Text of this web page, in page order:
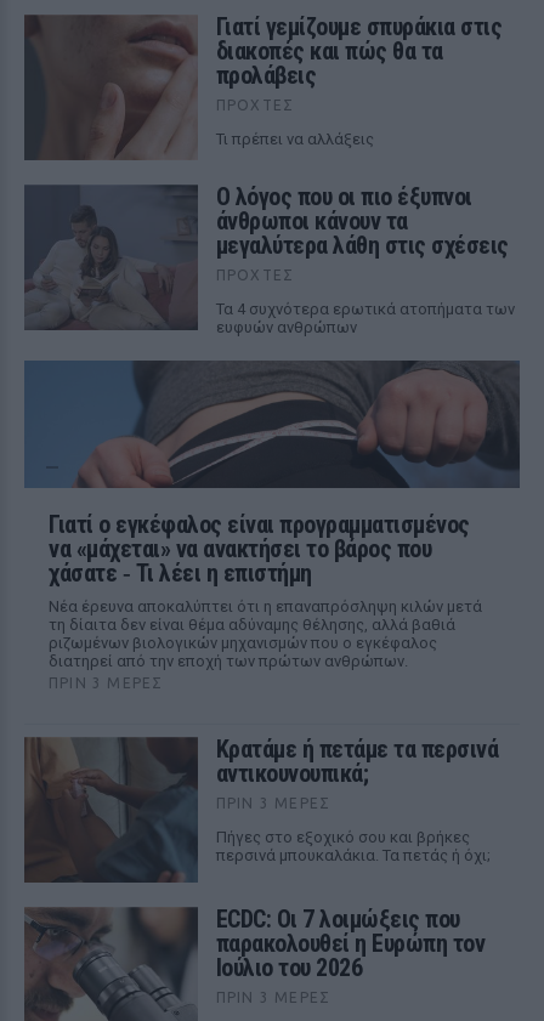
Γιατί γεμίζουμε σπυράκια στις
διακοπές και πώς θα τα
προλάβεις
ΠΡΟΧΤΈΣ
Τι πρέπει να αλλάξεις
Ο λόγος που οι πιο έξυπνοι
άνθρωποι κάνουν τα
μεγαλύτερα λάθη στις σχέσεις
ΠΡΟΧΤΈΣ
Τα 4 συχνότερα ερωτικά ατοπήματα των
ευφυών ανθρώπων
Γιατί ο εγκέφαλος είναι προγραμματισμένος
να «μάχεται» να ανακτήσει το βάρος που
χάσατε ‑ Τι λέει η επιστήμη
Νέα έρευνα αποκαλύπτει ότι η επαναπρόσληψη κιλών μετά
τη δίαιτα δεν είναι θέμα αδύναμης θέλησης, αλλά βαθιά
ριζωμένων βιολογικών μηχανισμών που ο εγκέφαλος
διατηρεί από την εποχή των πρώτων ανθρώπων.
ΠΡΙΝ 3 ΜΈΡΕΣ
Κρατάμε ή πετάμε τα περσινά
αντικουνουπικά;
ΠΡΙΝ 3 ΜΈΡΕΣ
Πήγες στο εξοχικό σου και βρήκες
περσινά μπουκαλάκια. Τα πετάς ή όχι;
ECDC: Οι 7 λοιμώξεις που
παρακολουθεί η Ευρώπη τον
Ιούλιο του 2026
ΠΡΙΝ 3 ΜΈΡΕΣ